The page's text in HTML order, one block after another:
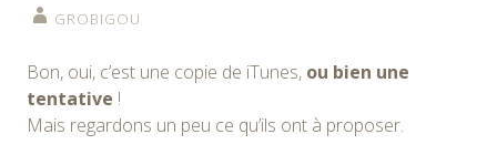
GROBIGOU
Bon, oui, c’est une copie de iTunes, ou bien une
tentative !
Mais regardons un peu ce qu’ils ont à proposer.